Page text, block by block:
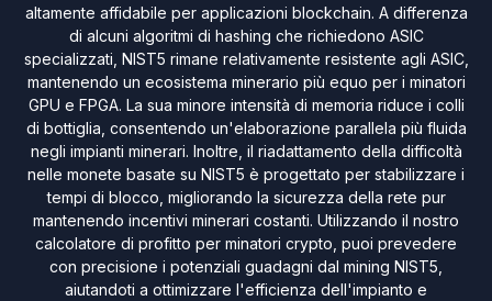
altamente affidabile per applicazioni blockchain. A differenza
di alcuni algoritmi di hashing che richiedono ASIC
specializzati, NIST5 rimane relativamente resistente agli ASIC,
mantenendo un ecosistema minerario più equo per i minatori
GPU e FPGA. La sua minore intensità di memoria riduce i colli
di bottiglia, consentendo un'elaborazione parallela più fluida
negli impianti minerari. Inoltre, il riadattamento della difficoltà
nelle monete basate su NIST5 è progettato per stabilizzare i
tempi di blocco, migliorando la sicurezza della rete pur
mantenendo incentivi minerari costanti. Utilizzando il nostro
calcolatore di profitto per minatori crypto, puoi prevedere
con precisione i potenziali guadagni dal mining NIST5,
aiutandoti a ottimizzare l'efficienza dell'impianto e